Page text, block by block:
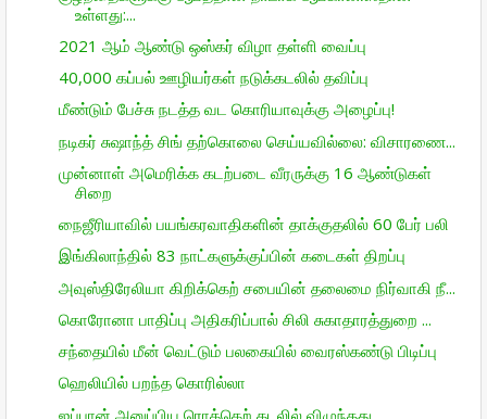
உள்ளது:...
2021 ஆம் ஆண்டு ஒஸ்கர் விழா தள்ளி வைப்பு
40,000 கப்பல் ஊழியர்கள் நடுக்கடலில் தவிப்பு
மீண்டும் பேச்சு நடத்த வட கொரியாவுக்கு அழைப்பு!
நடிகர் சுஷாந்த் சிங் தற்கொலை செய்யவில்லை: விசாரணை...
முன்னாள் அமெரிக்க கடற்படை வீரருக்கு 16 ஆண்டுகள்
சிறை
நைஜீரியாவில் பயங்கரவாதிகளின் தாக்குதலில் 60 பேர் பலி
இங்கிலாந்தில் 83 நாட்களுக்குப்பின் கடைகள் திறப்பு
அவுஸ்திரேலியா கிறிக்கெற் சபையின் தலைமை நிர்வாகி நீ...
கொரோனா பாதிப்பு அதிகரிப்பால் சிலி சுகாதாரத்துறை ...
சந்தையில் மீன் வெட்டும் பலகையில் வைரஸ்கண்டு பிடிப்பு
ஹெலியில் பறந்த கொரில்லா
ஜப்பான் அனுப்பிய ரொக்கெற் கடலில் விழுந்தது